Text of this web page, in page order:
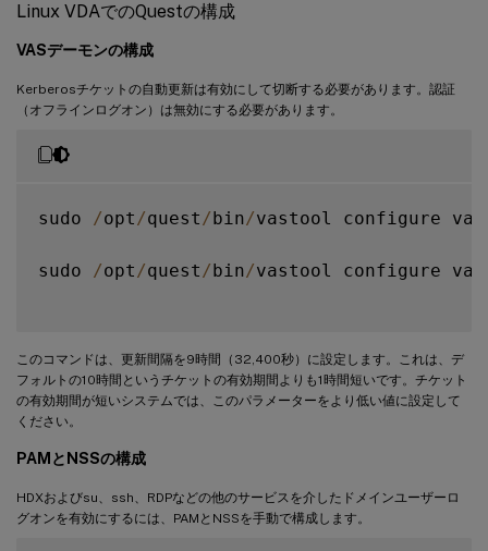
Linux VDAでのQuestの構成
VASデーモンの構成
Kerberosチケットの自動更新は有効にして切断する必要があります。認証
（オフラインログオン）は無効にする必要があります。
sudo /opt /quest /bin/vastool configure
sudo /opt /quest /bin/vastool configure
このコマンドは、更新間隔を9時間（32,400秒）に設定します。これは、デ
フォルトの10時間というチケットの有効期間よりも1時間短いです。チケット
の有効期間が短いシステムでは、このパラメーターをより低い値に設定して
ください。
PAMとNSSの構成
HDXおよびsu、ssh、RDPなどの他のサービスを介したドメインユーザーロ
グオンを有効にするには、PAMとNSSを手動で構成します。